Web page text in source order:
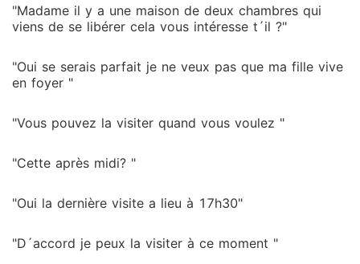
"Madame il y a une maison de deux chambres qui
viens de se libérer cela vous intéresse t´il ?"
"Oui se serais parfait je ne veux pas que ma fille vive
en foyer "
"Vous pouvez la visiter quand vous voulez "
"Cette après midi? "
"Oui la dernière visite a lieu à 17h30"
"D´accord je peux la visiter à ce moment "